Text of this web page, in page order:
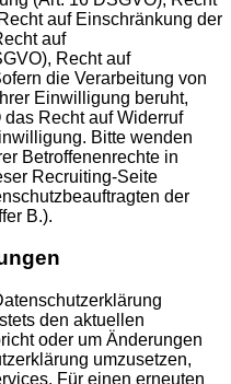
auf Einschränkung der
auf
Recht auf
die Verarbeitung von
Einwilligung beruht,
das Recht auf Widerruf
Bitte wenden
Betroffenenrechte in
Recruiting-Seite
der
B.).
den aktuellen
oder um Änderungen
umzusetzen,
Für einen erneuten